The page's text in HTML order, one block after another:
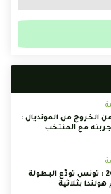
الخروج من المونديال :
مع المنتخب
مونديال 2026 : تونس تودّع البطولة
بثلاثية